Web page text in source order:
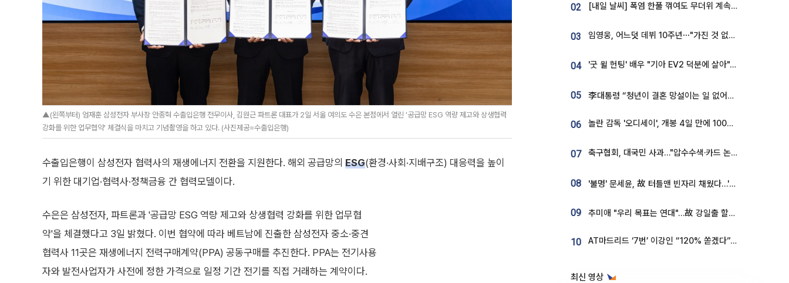
▲(왼쪽부터) 엄재훈 삼성전자 부사장 안종혁 수출입은행 전무이사, 김원근 파트론 대표가 2일 서울 여의도 수은 본점에서 열린 '공급망 ESG 역량 제고와 상생협력
강화를 위한 업무협약' 체결식을 마치고 기념촬영을 하고 있다. (사진제공=수출입은행)
수출입은행이 삼성전자 협력사의 재생에너지 전환을 지원한다. 해외 공급망의 ESG(환경·사회·지배구조) 대응력을 높이
기 위한 대기업·협력사·정책금융 간 협력모델이다.
수은은 삼성전자, 파트론과 '공급망 ESG 역량 제고와 상생협력 강화를 위한 업무협
약'을 체결했다고 3일 밝혔다. 이번 협약에 따라 베트남에 진출한 삼성전자 중소·중견
협력사 11곳은 재생에너지 전력구매계약(PPA) 공동구매를 추진한다. PPA는 전기사용
자와 발전사업자가 사전에 정한 가격으로 일정 기간 전기를 직접 거래하는 계약이다.
02 [내일 날씨] 폭염 한풀 꺾여도 무더위 계속⋯동해안 이틀 연속 비
03 임영웅, 어느덧 데뷔 10주년⋯"가진 것 없던 시절, 내 앞엔 20명의 팬뿐"
04 '굿 윌 헌팅' 배우 "기아 EV2 덕분에 살아"…교통사고 후 안전성 극찬
05 李대통령 “청년이 결혼 망설이는 일 없어야...제도상 불이익 조사”
06 놀란 감독 '오디세이', 개봉 4일 만에 100만 돌파⋯'왕사남' 보다 빠르다
07 축구협회, 대국민 사과…"압수수색·카드 논란 사죄, 강도 높은 쇄신"
08 '불명' 문세윤, 故 터틀맨 빈자리 채웠다…'거북이' 눈물의 최종 우승
09 추미애 "우리 목표는 연대"…故 강일출 할머니 흉상 제막
10 AT마드리드 ‘7번’ 이강인 “120% 쏟겠다”⋯시메오네 감독 “필요한 선수”
최신 영상